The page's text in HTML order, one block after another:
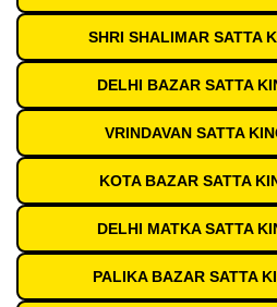
SHRI SHALIMAR SATTA
DELHI BAZAR SATTA
VRINDAVAN SATTA
KOTA BAZAR SATTA
DELHI MATKA SATTA
PALIKA BAZAR SATTA